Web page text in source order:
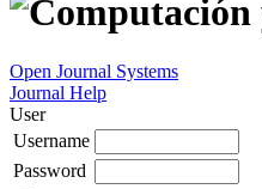
Open Journal Systems
Journal Help
User
Username
Password